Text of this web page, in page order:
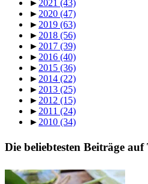
► 2021 (43)
► 2020 (47)
► 2019 (63)
► 2018 (56)
► 2017 (39)
► 2016 (40)
► 2015 (36)
► 2014 (22)
► 2013 (25)
► 2012 (15)
► 2011 (24)
► 2010 (34)
Die beliebtesten Beiträge